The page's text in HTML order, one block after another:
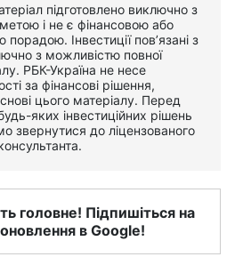
підготовлено виключно з
і не є фінансовою або
порадою. Інвестиції пов’язані з
з можливістю повної
РБК-Україна не несе
за фінансові рішення,
цього матеріалу. Перед
яких інвестиційних рішень
звернутися до ліцензованого
головне! Підпишіться на
в Google!